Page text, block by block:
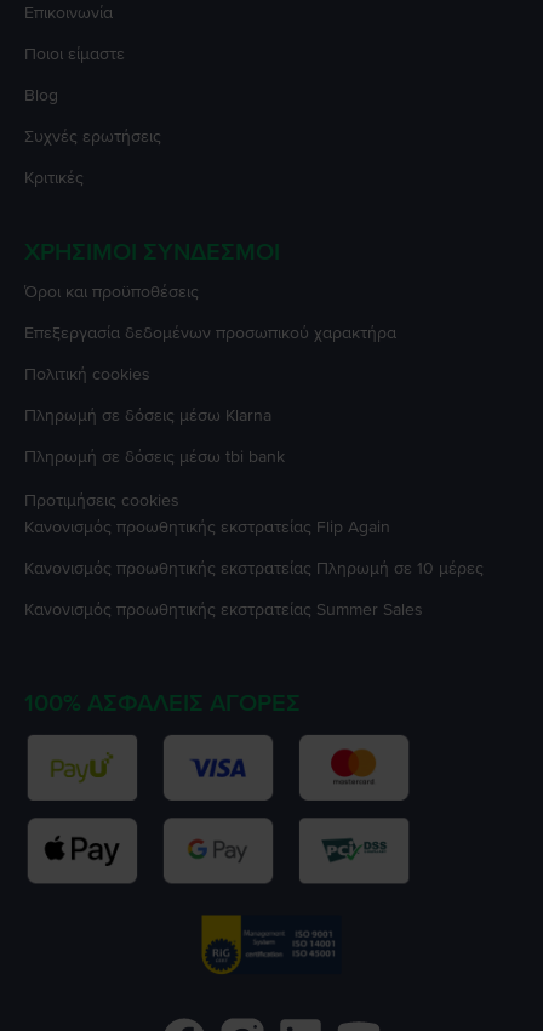
Επικοινωνία
Ποιοι είμαστε
Blog
Συχνές ερωτήσεις
Κριτικές
ΧΡΉΣΙΜΟΙ ΣΎΝΔΕΣΜΟΙ
Όροι και προϋποθέσεις
Επεξεργασία δεδομένων προσωπικού χαρακτήρα
Πολιτική cookies
Πληρωμή σε δόσεις μέσω Klarna
Πληρωμή σε δόσεις μέσω tbi bank
Προτιμήσεις cookies
Κανονισμός προωθητικής εκστρατείας Flip Again
Κανονισμός προωθητικής εκστρατείας Πληρωμή σε 10 μέρες
Κανονισμός προωθητικής εκστρατείας Summer Sales
100% ΑΣΦΑΛΕΊΣ ΑΓΟΡΈΣ